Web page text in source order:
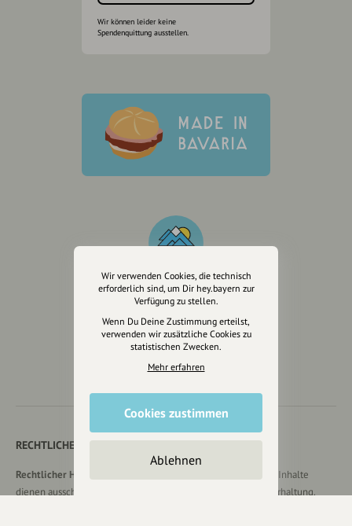
Wir können leider keine
Spendenquittung ausstellen.
Wir sind auch auf
RECHTLICHER HINWEIS UND TRANSPARENZHINWEIS
Rechtlicher Hinweis:
Die auf dieser Website veröffentlichten Inhalte
dienen ausschließlich der allgemeinen Information und Unterhaltung.
Wir verwenden Cookies, die technisch
erforderlich sind, um Dir hey.bayern zur
Verfügung zu stellen.
Wenn Du Deine Zustimmung erteilst,
verwenden wir zusätzliche Cookies zu
statistischen Zwecken.
Mehr erfahren
Cookies zustimmen
Ablehnen